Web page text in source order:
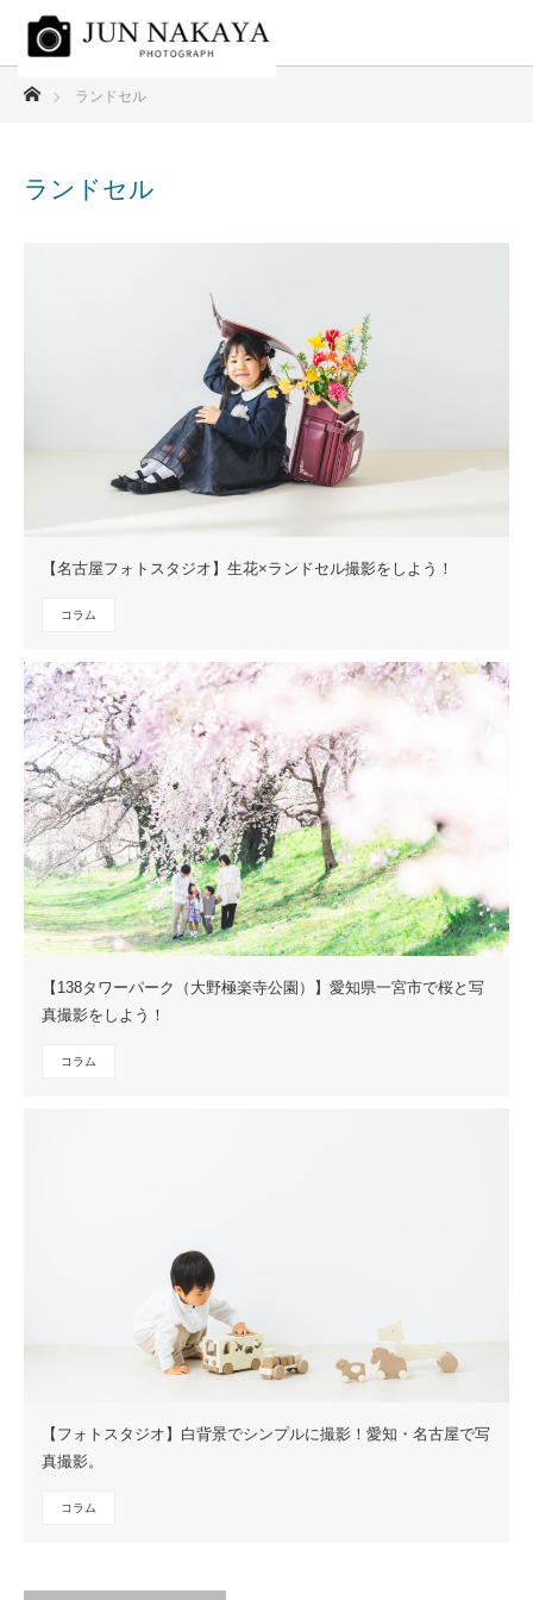
ホーム
ランドセル
ランドセル
【名古屋フォトスタジオ】生花×ランドセル撮影をしよう！
コラム
【138タワーパーク（大野極楽寺公園）】愛知県一宮市で桜と写
真撮影をしよう！
コラム
【フォトスタジオ】白背景でシンプルに撮影！愛知・名古屋で写
真撮影。
コラム